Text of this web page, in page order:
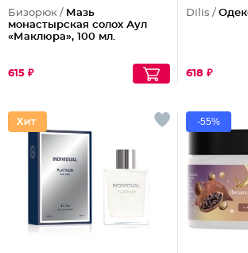
Бизорюк / Мазь
монастырская солох Аул
«Маклюра», 100 мл.
615 ₽
Dilis /
618 ₽
-55%